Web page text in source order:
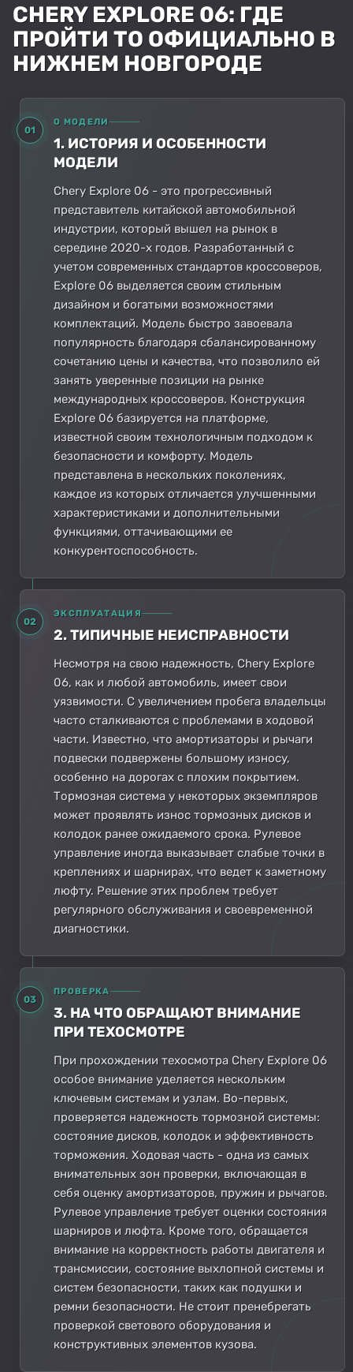
CHERY EXPLORE 06: ГДЕ
ПРОЙТИ ТО ОФИЦИАЛЬНО В
НИЖНЕМ НОВГОРОДЕ
01
О МОДЕЛИ
1. ИСТОРИЯ И ОСОБЕННОСТИ
МОДЕЛИ
Chery Explore 06 - это прогрессивный
представитель китайской автомобильной
индустрии, который вышел на рынок в
середине 2020-х годов. Разработанный с
учетом современных стандартов кроссоверов,
Explore 06 выделяется своим стильным
дизайном и богатыми возможностями
комплектаций. Модель быстро завоевала
популярность благодаря сбалансированному
сочетанию цены и качества, что позволило ей
занять уверенные позиции на рынке
международных кроссоверов. Конструкция
Explore 06 базируется на платформе,
известной своим технологичным подходом к
безопасности и комфорту. Модель
представлена в нескольких поколениях,
каждое из которых отличается улучшенными
характеристиками и дополнительными
функциями, оттачивающими ее
конкурентоспособность.
02
ЭКСПЛУАТАЦИЯ
2. ТИПИЧНЫЕ НЕИСПРАВНОСТИ
Несмотря на свою надежность, Chery Explore
06, как и любой автомобиль, имеет свои
уязвимости. С увеличением пробега владельцы
часто сталкиваются с проблемами в ходовой
части. Известно, что амортизаторы и рычаги
подвески подвержены большому износу,
особенно на дорогах с плохим покрытием.
Тормозная система у некоторых экземпляров
может проявлять износ тормозных дисков и
колодок ранее ожидаемого срока. Рулевое
управление иногда выказывает слабые точки в
креплениях и шарнирах, что ведет к заметному
люфту. Решение этих проблем требует
регулярного обслуживания и своевременной
диагностики.
03
ПРОВЕРКА
3. НА ЧТО ОБРАЩАЮТ ВНИМАНИЕ
ПРИ ТЕХОСМОТРЕ
При прохождении техосмотра Chery Explore 06
особое внимание уделяется нескольким
ключевым системам и узлам. Во-первых,
проверяется надежность тормозной системы:
состояние дисков, колодок и эффективность
торможения. Ходовая часть - одна из самых
внимательных зон проверки, включающая в
себя оценку амортизаторов, пружин и рычагов.
Рулевое управление требует оценки состояния
шарниров и люфта. Кроме того, обращается
внимание на корректность работы двигателя и
трансмиссии, состояние выхлопной системы и
систем безопасности, таких как подушки и
ремни безопасности. Не стоит пренебрегать
проверкой светового оборудования и
конструктивных элементов кузова.